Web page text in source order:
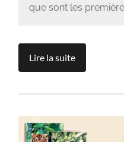
que sont les
Lire la suite